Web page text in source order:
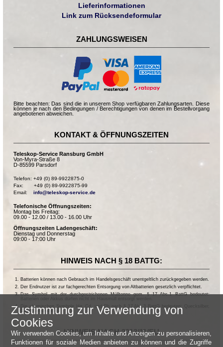
Lieferinformationen
Link zum Rücksendeformular
ZAHLUNGSWEISEN
Bitte beachten: Das sind die in unserem Shop verfügbaren Zahlungsarten. Diese
können je nach den Bedingungen / Berechtigungen von denen im Bestellvorgang
angebotenen abweichen.
KONTAKT & ÖFFNUNGSZEITEN
Teleskop-Service Ransburg GmbH
Von-Myra-Straße 8
D-85599 Parsdorf
Telefon: +49 (0) 89-9922875-0
Fax:       +49 (0) 89-9922875-99
Email: info@teleskop-service.de
Telefonische Öffnungszeiten:
Montag bis Freitag:
09.00 - 12.00 / 13.00 - 16.00 Uhr
Öffnungszeiten Ladengeschäft:
Dienstag und Donnerstag
09:00 - 17:00 Uhr
HINWEIS NACH § 18 BATTG:
Batterien können nach Gebrauch im Handelsgeschäft unentgeltlich zurückgegeben werden.
Der Endnutzer ist zur fachgerechten Entsorgung von Altbatterien gesetzlich verpflichtet.
Das Symbol mit der durchgestrichenen Mülltonne gem. § 17 Abs.1 BattG bedeutet:
Die chemischen Symbole Hg, Cd, und Pb nach § 17 Abs.3 BattG bedeuten: Quecksilber,
Cadmium und Blei.
HINWEIS NACH 2013/11/EU
Zustimmung zur Verwendung von
Cookies
Wir verwenden Cookies, um Inhalte und Anzeigen zu personalisieren,
Funktionen für soziale Medien anbieten zu können und die Zugriffe